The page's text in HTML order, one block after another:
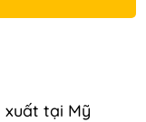
xuất tại Mỹ